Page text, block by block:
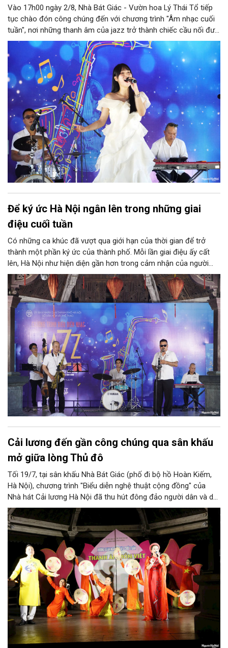
Vào 17h00 ngày 2/8, Nhà Bát Giác - Vườn hoa Lý Thái Tổ tiếp
tục chào đón công chúng đến với chương trình "Âm nhạc cuối
tuần", nơi những thanh âm của jazz trở thành chiếc cầu nối đưa
nhiều nền văn hóa gặp gỡ trong không gian di sản giữa lòng Thủ
đô. Từ những tác phẩm kinh điển của thế giới đến những giai
điệu Việt Nam đậm chất tự sự, chương trình mở ra một hành
trình thưởng thức âm nhạc đa tầng cảm xúc, góp phần bồi đắp
diện mạo văn hóa của Hà Nội - Thành phố sáng tạo.
Để ký ức Hà Nội ngân lên trong những giai
điệu cuối tuần
Có những ca khúc đã vượt qua giới hạn của thời gian để trở
thành một phần ký ức của thành phố. Mỗi lần giai điệu ấy cất
lên, Hà Nội như hiện diện gần hơn trong cảm nhận của người
nghe. Chiều 26/7, chương trình "Âm nhạc cuối tuần" tại Nhà Bát
Giác sẽ đưa công chúng bước vào hành trình âm nhạc nơi
những bản tình ca về Hà Nội gặp gỡ tinh thần jazz thế giới, góp
thêm một sắc màu cho đời sống văn hóa của Thủ đô.
Cải lương đến gần công chúng qua sân khấu
mở giữa lòng Thủ đô
Tối 19/7, tại sân khấu Nhà Bát Giác (phố đi bộ hồ Hoàn Kiếm,
Hà Nội), chương trình "Biểu diễn nghệ thuật cộng đồng" của
Nhà hát Cải lương Hà Nội đã thu hút đông đảo người dân và du
khách. Đặc biệt, trích đoạn cải lương Kẻ sỹ Thăng Long trở
thành điểm nhấn, góp phần đưa nghệ thuật truyền thống đến
gần hơn với công chúng trong không gian văn hóa mở của Thủ
đô.